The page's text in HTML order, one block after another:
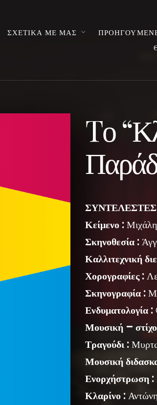
ΣΧΕΤΙΚΑ ΜΕ ΜΑΣ
Tο
Κείμενο :
Σκηνοθεσία :
Καλλιτεχνική
Χορογραφίες :
Σκηνογραφία :
Ενδυματολογία :
Μουσική –
Τραγούδι :Μυρτώ
Μουσική
Ενορχήστρωση :
Κλαρίνο :